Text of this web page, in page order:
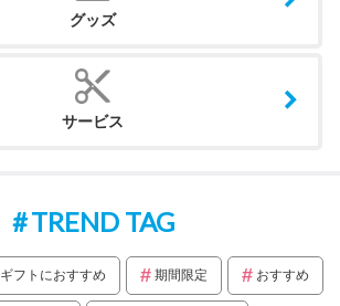
グッズ
サービス
TREND TAG
ギフトにおすすめ 期間限定 おすすめ